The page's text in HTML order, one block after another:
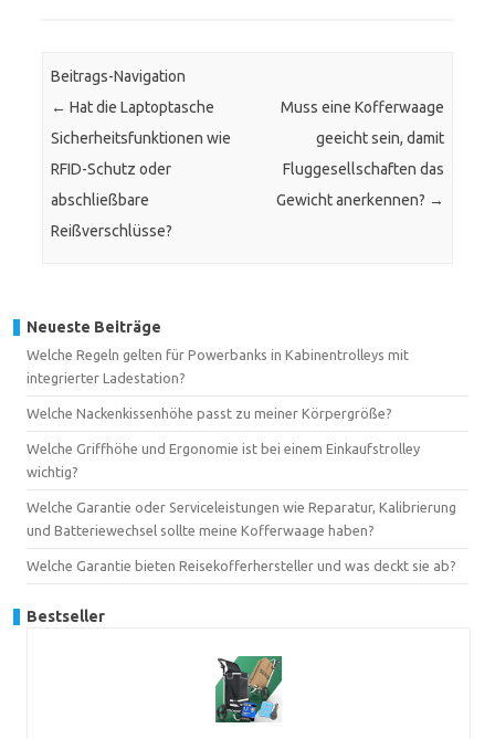
Beitrags-Navigation
← Hat die Laptoptasche
Sicherheitsfunktionen wie
RFID-Schutz oder
abschließbare
Reißverschlüsse?
Muss eine Kofferwaage
geeicht sein, damit
Fluggesellschaften das
Gewicht anerkennen? →
Neueste Beiträge
Welche Regeln gelten für Powerbanks in Kabinentrolleys mit
integrierter Ladestation?
Welche Nackenkissenhöhe passt zu meiner Körpergröße?
Welche Griffhöhe und Ergonomie ist bei einem Einkaufstrolley
wichtig?
Welche Garantie oder Serviceleistungen wie Reparatur, Kalibrierung
und Batteriewechsel sollte meine Kofferwaage haben?
Welche Garantie bieten Reisekofferhersteller und was deckt sie ab?
Bestseller